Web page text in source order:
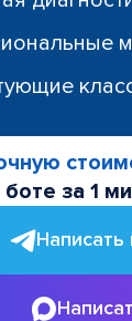
за 1
Написать